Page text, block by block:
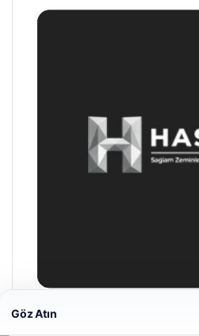
Enes Kaplan Avukatlık Bürosu
Göz Atın